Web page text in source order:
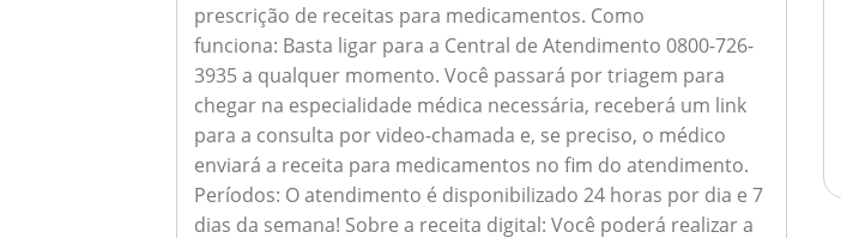
prescrição de receitas para medicamentos. Como
funciona: Basta ligar para a Central de Atendimento 0800-726-
3935 a qualquer momento. Você passará por triagem para
chegar na especialidade médica necessária, receberá um link
para a consulta por video-chamada e, se preciso, o médico
enviará a receita para medicamentos no fim do atendimento.
Períodos: O atendimento é disponibilizado 24 horas por dia e 7
dias da semana! Sobre a receita digital: Você poderá realizar a